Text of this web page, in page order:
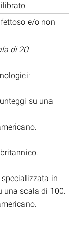
e/o non
di 20
su una
specializzata in
una scala di 100.